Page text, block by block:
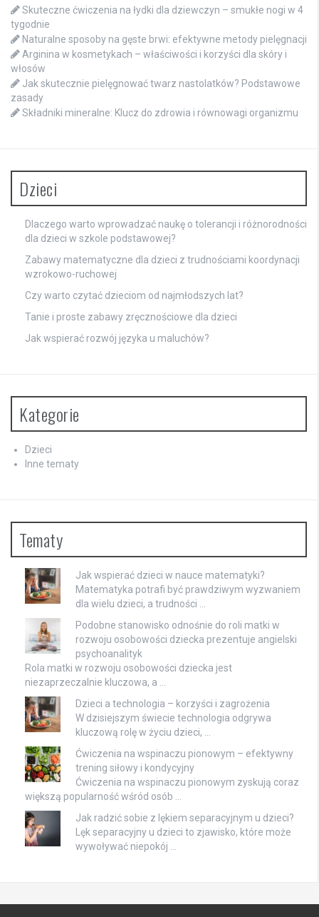
Skuteczne ćwiczenia na łydki dla dziewczyn – smukłe nogi w 4
tygodnie
Naturalne sposoby na gęste brwi: efektywne metody pielęgnacji
Arginina w kosmetykach – właściwości i korzyści dla skóry i
włosów
Jak skutecznie pielęgnować twarz nastolatków? Podstawowe
zasady
Składniki mineralne: Klucz do zdrowia i równowagi organizmu
Dzieci
Dlaczego warto wprowadzać naukę o tolerancji i różnorodności
dla dzieci w szkole podstawowej?
Zabawy matematyczne dla dzieci z trudnościami koordynacji
wzrokowo-ruchowej
Czy warto czytać dzieciom od najmłodszych lat?
Tanie i proste zabawy zręcznościowe dla dzieci
Jak wspierać rozwój języka u maluchów?
Kategorie
Dzieci
Inne tematy
Tematy
Jak wspierać dzieci w nauce matematyki?
Matematyka potrafi być prawdziwym wyzwaniem
dla wielu dzieci, a trudności …
Podobne stanowisko odnośnie do roli matki w
rozwoju osobowości dziecka prezentuje angielski
psychoanalityk
Rola matki w rozwoju osobowości dziecka jest
niezaprzeczalnie kluczowa, a …
Dzieci a technologia – korzyści i zagrożenia
W dzisiejszym świecie technologia odgrywa
kluczową rolę w życiu dzieci, …
Ćwiczenia na wspinaczu pionowym – efektywny
trening siłowy i kondycyjny
Ćwiczenia na wspinaczu pionowym zyskują coraz
większą popularność wśród osób …
Jak radzić sobie z lękiem separacyjnym u dzieci?
Lęk separacyjny u dzieci to zjawisko, które może
wywoływać niepokój …